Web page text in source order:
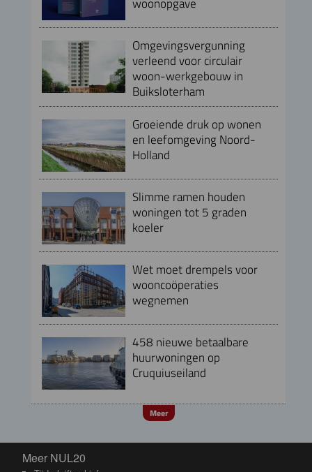
Omgevingsvergunning
verleend voor circulair
woon-werkgebouw in
Buiksloterham
Groeiende druk op wonen
en leefomgeving Noord-
Holland
Slimme ramen houden
woningen tot 5 graden
koeler
Wet moet drempels voor
wooncoöperaties
wegnemen
458 nieuwe betaalbare
huurwoningen op
Cruquiuseiland
Meer
Meer NUL20
Meer NUL20